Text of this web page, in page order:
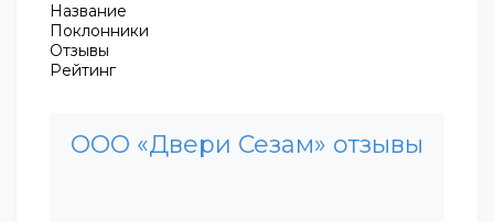
Название
Поклонники
Отзывы
Рейтинг
ООО «Двери Сезам» отзывы